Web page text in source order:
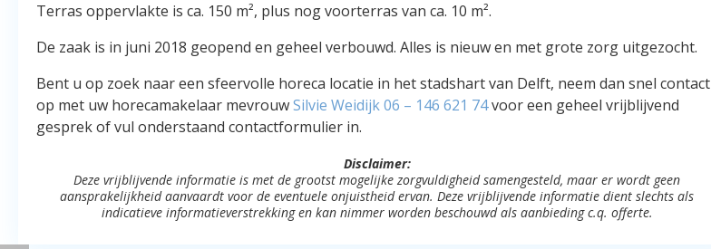
Terras oppervlakte is ca. 150 m², plus nog voorterras van ca. 10 m².
De zaak is in juni 2018 geopend en geheel verbouwd. Alles is nieuw en met grote zorg uitgezocht.
Bent u op zoek naar een sfeervolle horeca locatie in het stadshart van Delft, neem dan snel contact
op met uw horecamakelaar mevrouwSilvie Weidijk06 – 146 621 74voor een geheel vrijblijvend
gesprek of vul onderstaand contactformulier in.
Disclaimer:
Deze vrijblijvende informatie is met de grootst mogelijke zorgvuldigheid samengesteld, maar er wordt geen
aansprakelijkheid aanvaardt voor de eventuele onjuistheid ervan. Deze vrijblijvende informatie dient slechts als
indicatieve informatieverstrekking en kan nimmer worden beschouwd als aanbieding c.q. offerte.